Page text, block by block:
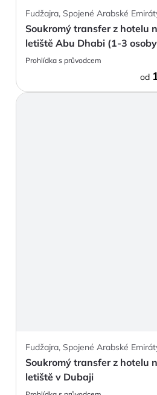
Fudžajra, Spojené Arabské
Soukromý transfer z hotelu
letiště Abu Dhabi (1-3
Prohlídka s průvodcem
od
Fudžajra, Spojené Arabské
Soukromý transfer z hotelu
letiště v Dubaji